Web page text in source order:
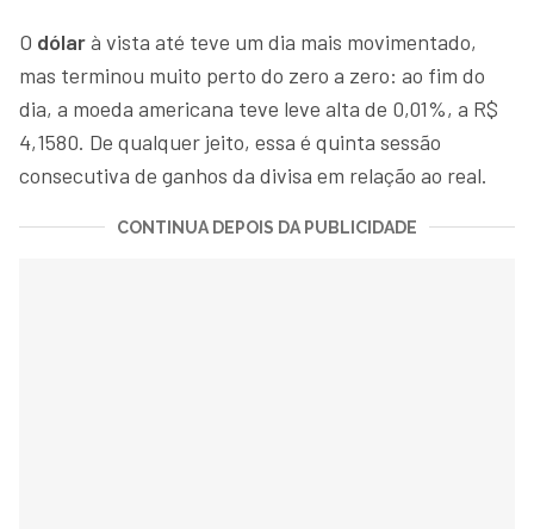
O dólarà vista até teve um dia mais movimentado,
mas terminou muito perto do zero a zero: ao fim do
dia, a moeda americana teve leve alta de 0,01%, a R$
4,1580. De qualquer jeito, essa é quinta sessão
consecutiva de ganhos da divisa em relação ao real.
CONTINUA DEPOIS DA PUBLICIDADE